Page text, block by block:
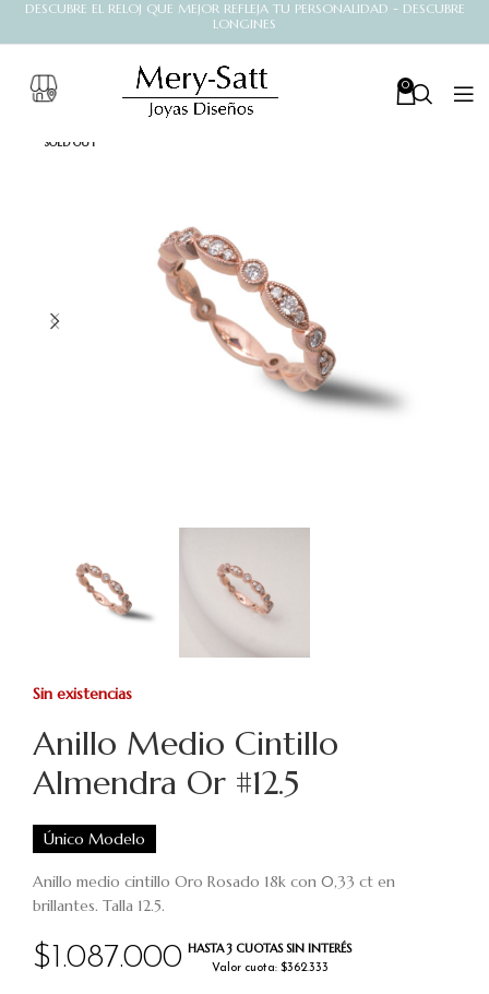
DESCUBRE EL RELOJ QUE MEJOR REFLEJA TU PERSONALIDAD - DESCUBRE
LONGINES
0
SOLD OUT
Anillo Medio Cintillo
Almendra Or #12.5
$1.087.000 HASTA 3 CUOTAS SIN INTERÉS
Valor cuota: $362.333
Único Modelo
Anillo medio cintillo Oro Rosado 18k con 0,33 ct en
brillantes. Talla 12.5.
Sin existencias